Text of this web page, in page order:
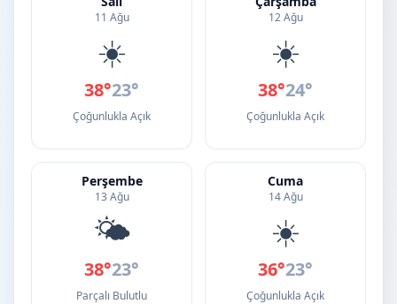
11 Ağu
☀️
38°23°
Çoğunlukla Açık
12 Ağu
☀️
38°24°
Çoğunlukla Açık
Perşembe
13 Ağu
🌤️
38°23°
Parçalı Bulutlu
Cuma
14 Ağu
☀️
36°23°
Çoğunlukla Açık